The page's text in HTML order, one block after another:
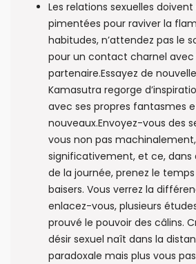
Les relations sexuelles
pimentées pour raviver la
habitudes, n’attendez pas le
pour un contact charnel
partenaire.Essayez de
Kamasutra regorge
avec ses propres fantasmes
nouveaux.Envoyez-vous des
vous non pas
significativement, et ce, dans
de la journée, prenez le
baisers. Vous verrez la
enlacez-vous, plusieurs
prouvé le pouvoir des câlins.
désir sexuel naît dans la
paradoxale mais plus vous